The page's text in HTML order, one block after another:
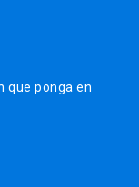
que ponga en